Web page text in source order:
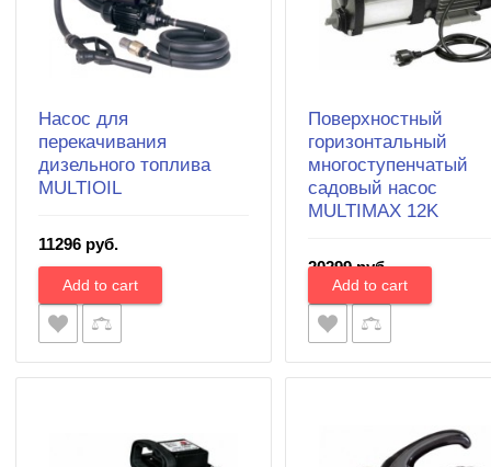
Насос для
перекачивания
дизельного топлива
MULTIOIL
11296 руб.
Поверхностный
горизонтальный
многоступенчатый
садовый насос
MULTIMAX 12K
20299 руб.